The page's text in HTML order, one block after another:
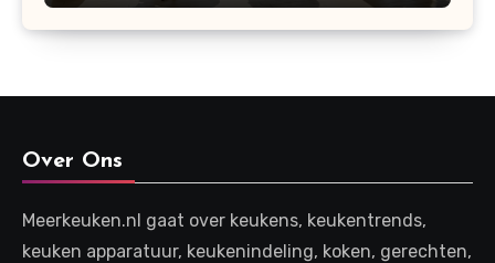
Over Ons
Meerkeuken.nl gaat over keukens, keukentrends,
keuken apparatuur, keukenindeling, koken, gerechten,